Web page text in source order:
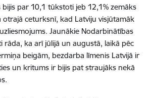
par 10,1 tūkstoti jeb 12,1% zemāks
otrajā ceturksnī, kad Latviju visjūtamāk
Jaunākie Nodarbinātības
rāda, ka arī jūlijā un augustā, laikā pēc
beigām, bezdarba līmenis Latvijā ir
un kritums ir bijis pat straujāks nekā